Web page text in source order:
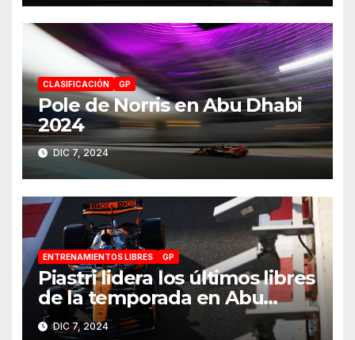
CLASIFICACIÓN GP
Pole de Norris en Abu Dhabi
2024
DIC 7, 2024
ENTRENAMIENTOS LIBRES GP
Piastri lidera los últimos libres
de la temporada en Abu
Dhabi 2024
DIC 7, 2024